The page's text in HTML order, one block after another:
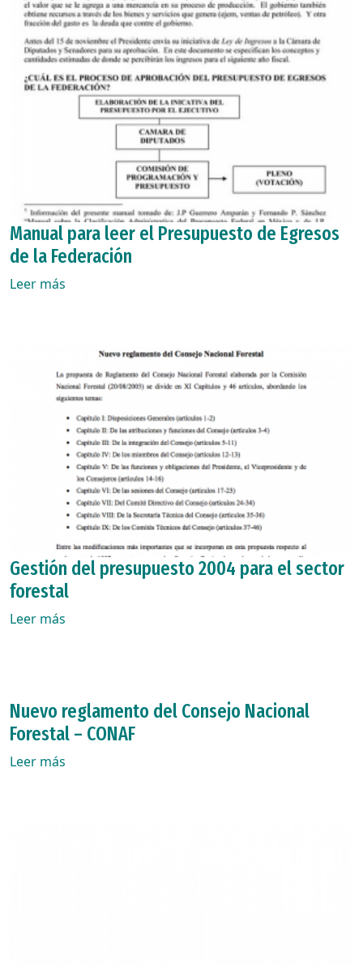
Manual para leer el Presupuesto de Egresos
de la Federación
Leer más
Gestión del presupuesto 2004 para el sector
forestal
Leer más
Nuevo reglamento del Consejo Nacional
Forestal – CONAF
Leer más